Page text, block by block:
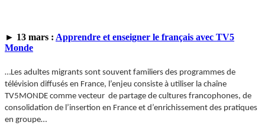
► 13 mars : Apprendre et enseigner le français avec TV5
Monde
…Les adultes migrants sont souvent familiers des programmes de
télévision diffusés en France, l’enjeu consiste à utiliser la chaîne
TV5MONDE comme vecteur de partage de cultures francophones, de
consolidation de l’insertion en France et d’enrichissement des pratiques
en groupe…